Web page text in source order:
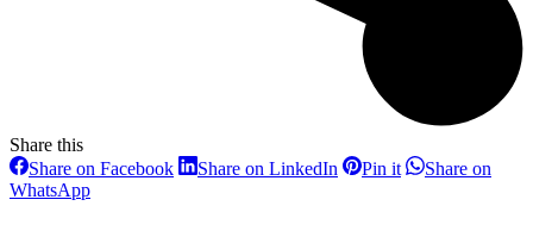
Share this
Share on FacebookShareShare on LinkedIn SharePin itShareShare on
WhatsAppShare